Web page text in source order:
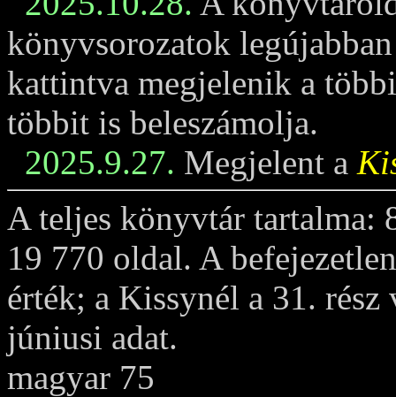
könyvsorozatok
kattintva megjelenik a
többit is beleszámolja.
2025.9.27. Megjelent a
A teljes könyvtár tartalma:
19 770 oldal. A
érték; a Kissynél a 31.
júniusi adat.
magyar 75